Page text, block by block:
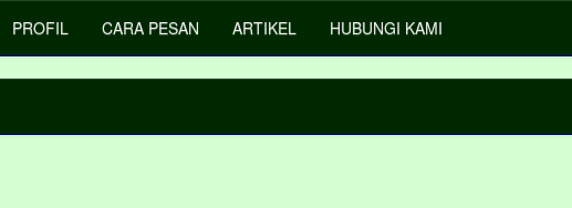
PROFIL CARA PESAN ARTIKEL HUBUNGI KAMI